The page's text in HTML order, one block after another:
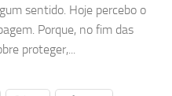
sentido. Hoje percebo o
Porque, no fim das
proteger,...